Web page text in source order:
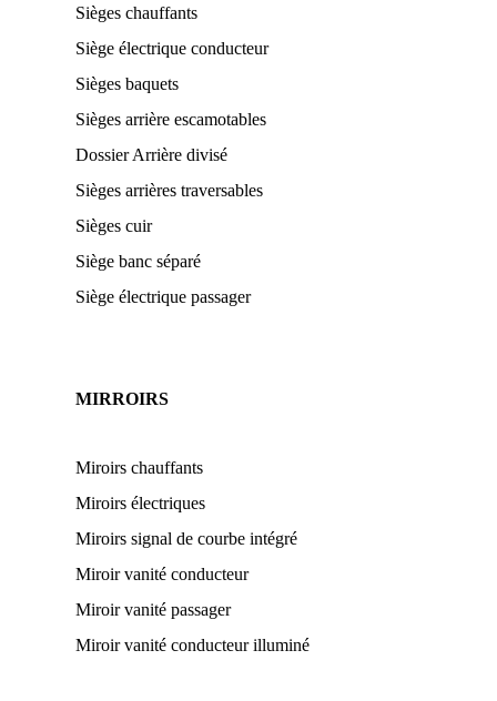
Sièges chauffants
Siège électrique conducteur
Sièges baquets
Sièges arrière escamotables
Dossier Arrière divisé
Sièges arrières traversables
Sièges cuir
Siège banc séparé
Siège électrique passager
MIRROIRS
Miroirs chauffants
Miroirs électriques
Miroirs signal de courbe intégré
Miroir vanité conducteur
Miroir vanité passager
Miroir vanité conducteur illuminé